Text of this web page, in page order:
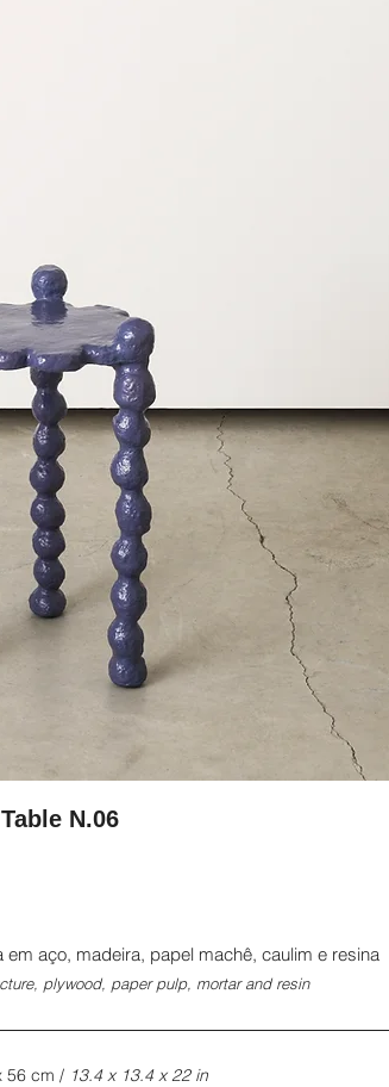
N.06
em aço, madeira, papel machê, caulim e resina
plywood, paper pulp, mortar and resin
56 cm / 13.4 x 13.4 x 22 in